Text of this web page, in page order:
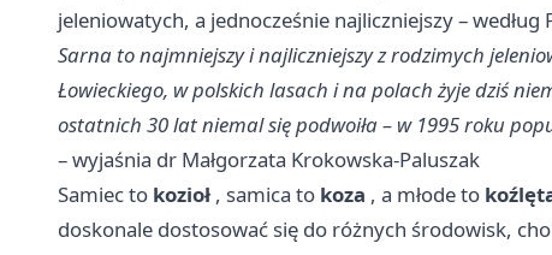
jeleniowatych, a jednocześnie najliczniejszy –
Sarna to najmniejszy i najliczniejszy z rodzimych
Łowieckiego, w polskich lasach i na polach żyje dziś
ostatnich 30 lat niemal się podwoiła – w 1995 roku
– wyjaśnia dr Małgorzata Krokowska-Paluszak
Samiec to kozioł , samica to koza , a młode to
doskonale dostosować się do różnych środowisk,